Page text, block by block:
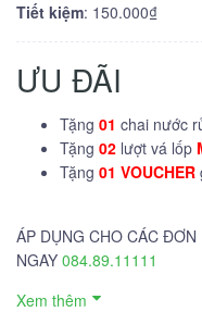
Tiết kiệm: 150.000₫
ƯU ĐÃI
Tặng 01 chai nước
Tặng 02 lượt vá lốp
Tặng 01 VOUCHER
ÁP DỤNG CHO CÁC
NGAY 084.89.11111
Xem thêm